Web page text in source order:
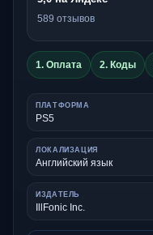
589 отзывов
1. Оплата 2. Коды
ПЛАТФОРМА
PS5
ЛОКАЛИЗАЦИЯ
Английский язык
ИЗДАТЕЛЬ
IllFonic Inc.